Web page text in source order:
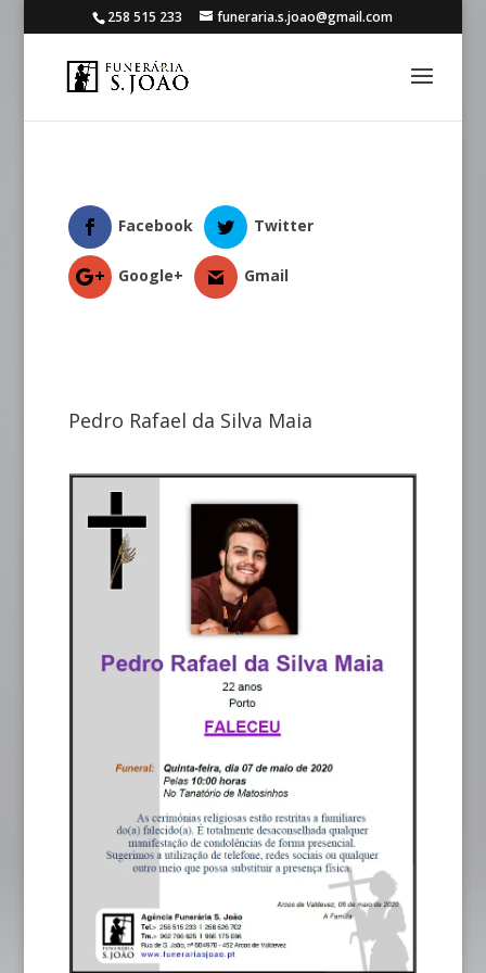
258 515 233 funeraria.s.joao@gmail.com
Facebook Twitter
Google+ Gmail
Pedro Rafael da Silva Maia